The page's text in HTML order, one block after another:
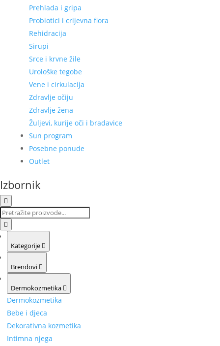
Prehlada i gripa
Probiotici i crijevna flora
Rehidracija
Sirupi
Srce i krvne žile
Urološke tegobe
Vene i cirkulacija
Zdravlje očiju
Zdravlje žena
Žuljevi, kurije oči i bradavice
Sun program
Posebne ponude
Outlet
Izbornik
Kategorije
Brendovi
Dermokozmetika
Dermokozmetika
Bebe i djeca
Dekorativna kozmetika
Intimna njega